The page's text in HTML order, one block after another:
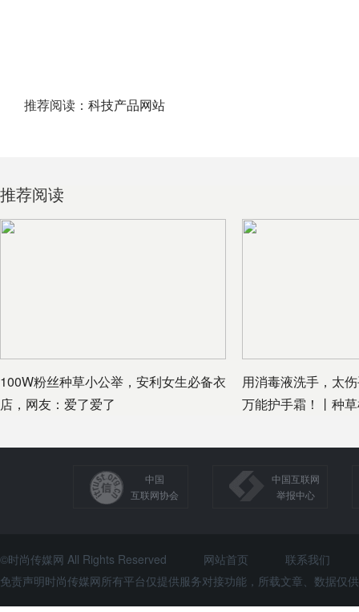
推荐阅读： 科技产品网站
推荐阅读
100W粉丝种草小公举，安利女生必备衣
店，网友：爱了爱了
用消毒液洗手，太
万能护手霜！丨种
中国
互联网协会
中国互联网
举报中心
©时尚传媒网 All Rights Reserved 网站首页
联系我们
免责声明时尚传媒网所有平台仅提供服务对接功能，所载文章、数据